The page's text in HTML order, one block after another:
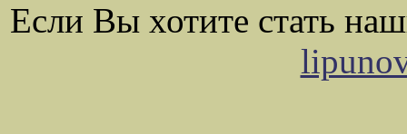
Если Вы хотите стать